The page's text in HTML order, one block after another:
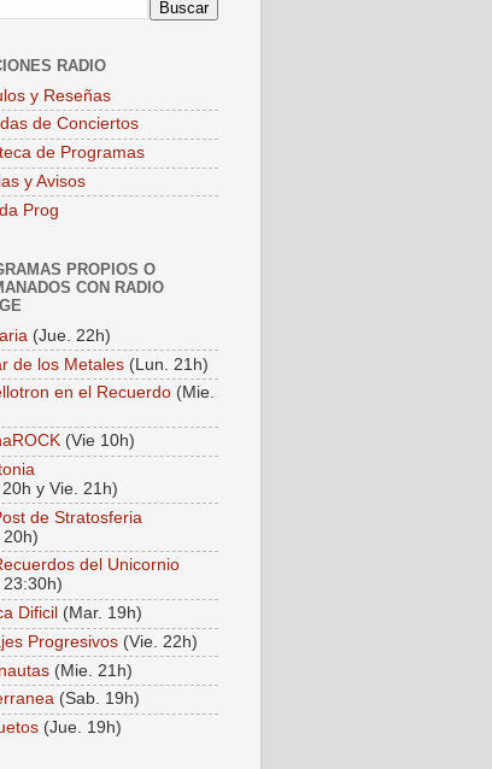
RADIO
y Reseñas
de Conciertos
de Programas
y Avisos
Prog
PROPIOS O
CON RADIO
(Jue. 22h)
de los Metales (Lun. 21h)
en el Recuerdo (Mie.
(Vie 10h)
y Vie. 21h)
de Stratosferia
20h)
del Unicornio
23:30h)
Dificil (Mar. 19h)
Progresivos (Vie. 22h)
(Mie. 21h)
(Sab. 19h)
(Jue. 19h)